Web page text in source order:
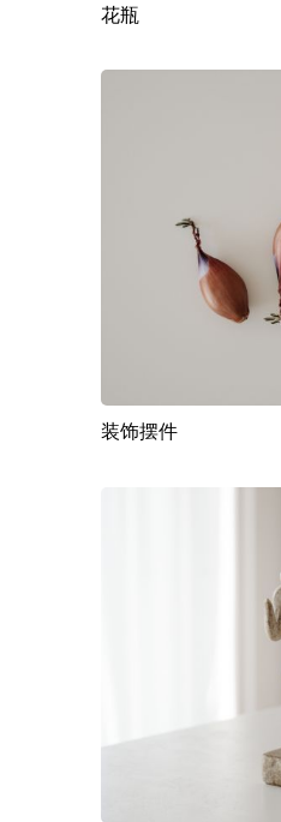
花瓶
装饰摆件